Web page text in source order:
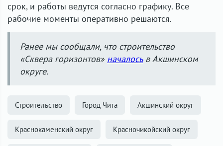
срок, и работы ведутся согласно графику. Все
рабочие моменты оперативно решаются.
Ранее мы сообщали, что строительство
«Сквера горизонтов» началосьв Акшинском
округе.
Строительство Город Чита Акшинский округ
Краснокаменский округ Красночикойский округ